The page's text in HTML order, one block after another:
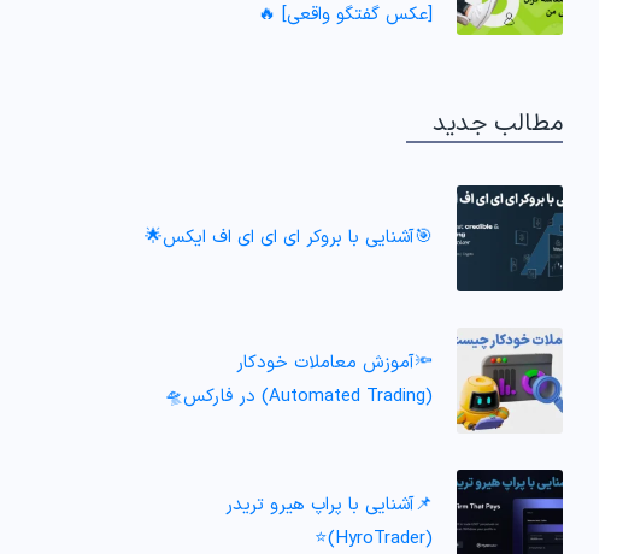
[عکس گفتگو واقعی] 🔥
مطالب جدید
🎯آشنایی با بروکر ای ای ای اف ایکس🌟
🔦آموزش معاملات خودکار
(Automated Trading) در فارکس🛸
📌آشنایی با پراپ هیرو تریدر
(HyroTrader)⭐️